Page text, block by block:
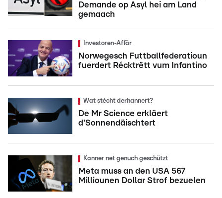
Demande op Asyl hei am Land
gemaach
Investoren-Affär
Norwegesch Futtballfederatioun
fuerdert Récktrëtt vum Infantino
Wat stécht derhannert?
De Mr Science erkläert
d'Sonnendäischtert
Kanner net genuch geschützt
Meta muss an den USA 567
Milliounen Dollar Strof bezuelen